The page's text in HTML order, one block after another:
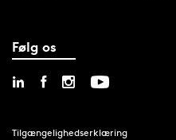
Følg os
Tilgængelighedserklæring